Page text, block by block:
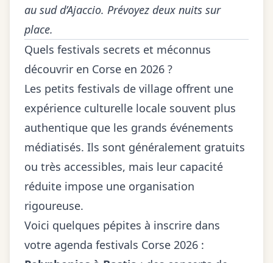
au sud d’Ajaccio. Prévoyez deux nuits sur
place.
Quels festivals secrets et méconnus
découvrir en Corse en 2026 ?
Les petits festivals de village offrent une
expérience culturelle locale souvent plus
authentique que les grands événements
médiatisés. Ils sont généralement gratuits
ou très accessibles, mais leur capacité
réduite impose une organisation
rigoureuse.
Voici quelques pépites à inscrire dans
votre agenda festivals Corse 2026 :